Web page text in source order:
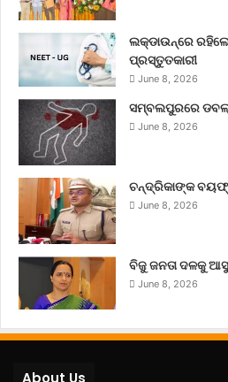
ଲକ୍‌ଡାଉନ୍‌ରେ
ପ୍ରସ୍ତୁତକାରୀ
June 8, 2026
ସମ୍ବଲପୁରରେ ଡବଲ୍
June 8, 2026
ଚନ୍ଦ୍ରିକାଙ୍କ
June 8, 2026
ବିଜୁ ଜନତା ଦଳକୁ
June 8, 2026
About Us